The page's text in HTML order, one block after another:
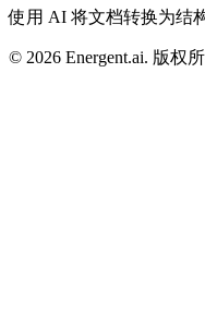
使用 AI 将文档转换为结
© 2026 Energent.ai. 版权所